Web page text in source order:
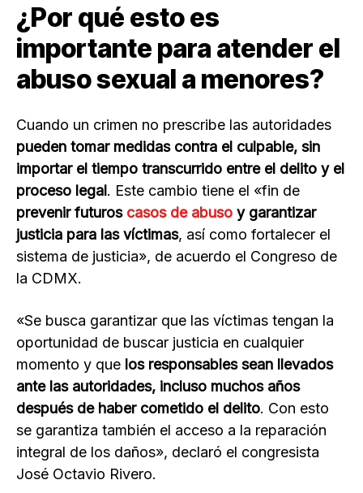
¿Por qué esto es
importante para atender el
abuso sexual a menores?
Cuando un crimen no prescribe las autoridades
pueden tomar medidas contra el culpable, sin
importar el tiempo transcurrido entre el delito y el
proceso legal. Este cambio tiene el «fin de
prevenir futuroscasos de abuso y garantizar
justicia para las víctimas, así como fortalecer el
sistema de justicia», de acuerdo el Congreso de
la CDMX.
«Se busca garantizar que las víctimas tengan la
oportunidad de buscar justicia en cualquier
momento y que los responsables sean llevados
ante las autoridades, incluso muchos años
después de haber cometido el delito. Con esto
se garantiza también el acceso a la reparación
integral de los daños», declaró el congresista
José Octavio Rivero.